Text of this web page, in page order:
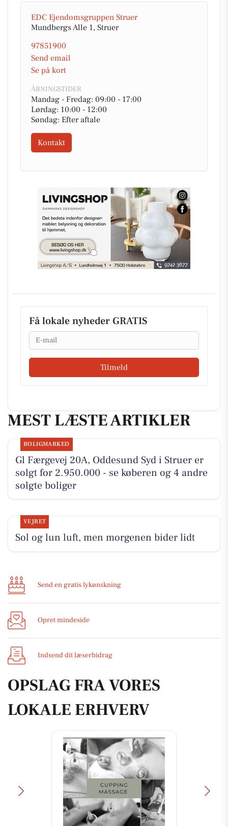
EDC Ejen­doms­grup­pen Struer
Mundbergs Alle 1, Struer
97851900
Send email
Se på kort
ÅBNINGSTIDER
Mandag - Fredag: 09:00 - 17:00
Lørdag: 10:00 - 12:00
Søndag: Efter aftale
Kontakt
Få lokale nyheder GRATIS
Email
Tilmeld
MEST LÆSTE ARTIKLER
BOLIGMARKED
Gl Færgevej 20A, Oddesund Syd i Struer er
solgt for 2.950.000 - se køberen og 4 andre
solgte boliger
VEJRET
Sol og lun luft, men morgenen bider lidt
Send en gratis lykønskning
Opret mindeside
Indsend dit læserbidrag
OPSLAG FRA VORES
LOKALE ERHVERV